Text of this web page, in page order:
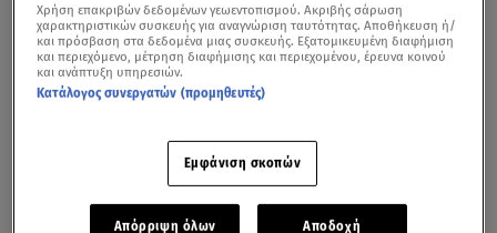
Χρήση επακριβών δεδομένων γεωεντοπισμού. Ακριβής σάρωση
χαρακτηριστικών συσκευής για αναγνώριση ταυτότητας. Αποθήκευση ή/
και πρόσβαση στα δεδομένα μιας συσκευής. Εξατομικευμένη διαφήμιση
και περιεχόμενο, μέτρηση διαφήμισης και περιεχομένου, έρευνα κοινού
και ανάπτυξη υπηρεσιών.
Κατάλογος συνεργατών (προμηθευτές)
Εμφάνιση σκοπών
Απόρριψη όλων Αποδοχή